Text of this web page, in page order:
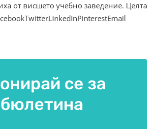
от висшето учебно заведение. Целта
се за
бюлетина